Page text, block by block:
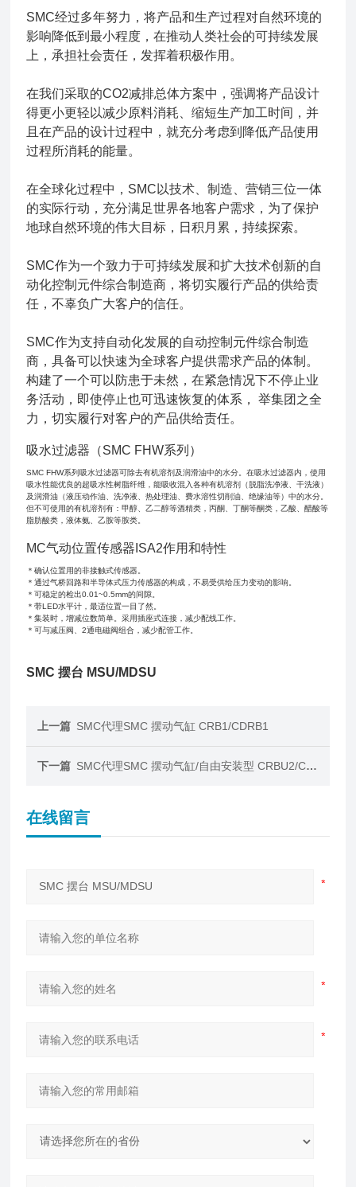
SMC经过多年努力，将产品和生产过程对自然环境的
影响降低到最小程度，在推动人类社会的可持续发展
上，承担社会责任，发挥着积极作用。
在我们采取的CO2减排总体方案中，强调将产品设计
得更小更轻以减少原料消耗、缩短生产加工时间，并
且在产品的设计过程中，就充分考虑到降低产品使用
过程所消耗的能量。
在全球化过程中，SMC以技术、制造、营销三位一体
的实际行动，充分满足世界各地客户需求，为了保护
地球自然环境的伟大目标，日积月累，持续探索。
SMC作为一个致力于可持续发展和扩大技术创新的自
动化控制元件综合制造商，将切实履行产品的供给责
任，不辜负广大客户的信任。
SMC作为支持自动化发展的自动控制元件综合制造
商，具备可以快速为全球客户提供需求产品的体制。
构建了一个可以防患于未然，在紧急情况下不停止业
务活动，即使停止也可迅速恢复的体系， 举集团之全
力，切实履行对客户的产品供给责任。
吸水过滤器（SMC FHW系列）
SMC FHW系列吸水过滤器可除去有机溶剂及润滑油中的水分。在吸水过滤器内，使用
吸水性能优良的超吸水性树脂纤维，能吸收混入各种有机溶剂（脱脂洗净液、干洗液）
及润滑油（液压动作油、洗净液、热处理油、费水溶性切削油、绝缘油等）中的水分。
但不可使用的有机溶剂有：甲醇、乙二醇等酒精类，丙酮、丁酮等酮类，乙酸、醋酸等
脂肪酸类，液体氨、乙胺等胺类。
MC气动位置传感器ISA2作用和特性
＊确认位置用的非接触式传感器。
＊通过气桥回路和半导体式压力传感器的构成，不易受供给压力变动的影响。
＊可稳定的检出0.01~0.5mm的间隙。
＊带LED水平计，最适位置一目了然。
＊集装时，增减位数简单。采用插座式连接，减少配线工作。
＊可与减压阀、2通电磁阀组合，减少配管工作。
SMC 摆台 MSU/MDSU
上一篇 SMC代理SMC 摆动气缸 CRB1/CDRB1
下一篇 SMC代理SMC 摆动气缸/自由安装型 CRBU2/CDRBU2
在线留言